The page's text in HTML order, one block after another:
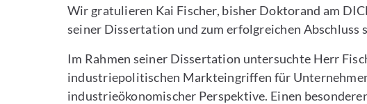
Wir gratulieren Kai Fischer, bisher Doktorand am
seiner Dissertation und zum erfolgreichen Abschluss
Im Rahmen seiner Dissertation untersuchte Herr
industriepolitischen Markteingriffen für
industrieökonomischer Perspektive. Einen